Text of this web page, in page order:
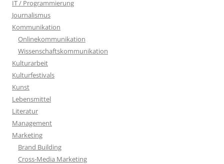
IT / Programmierung
Journalismus
Kommunikation
Onlinekommunikation
Wissenschaftskommunikation
Kulturarbeit
Kulturfestivals
Kunst
Lebensmittel
Literatur
Management
Marketing
Brand Building
Cross-Media Marketing